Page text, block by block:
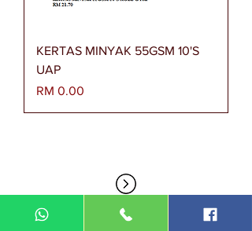
KERTAS MINYAK 55GSM 10'S
UAP
Harga
RM 0.00